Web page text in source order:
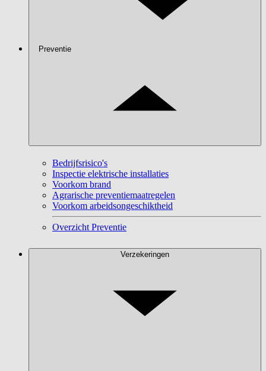
Preventie
Bedrijfsrisico's
Inspectie elektrische installaties
Voorkom brand
Agrarische preventiemaatregelen
Voorkom arbeidsongeschiktheid
Overzicht Preventie
Verzekeringen